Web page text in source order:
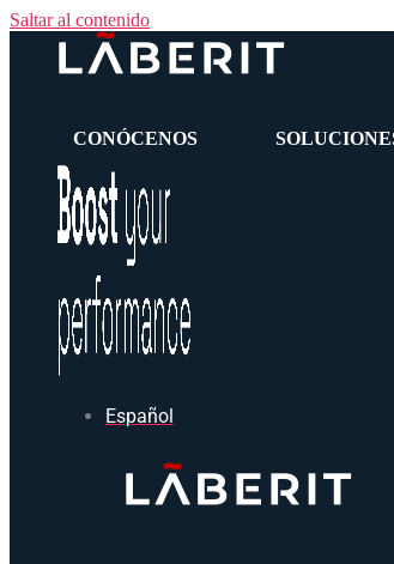
Saltar al contenido
CONÓCENOS
Español